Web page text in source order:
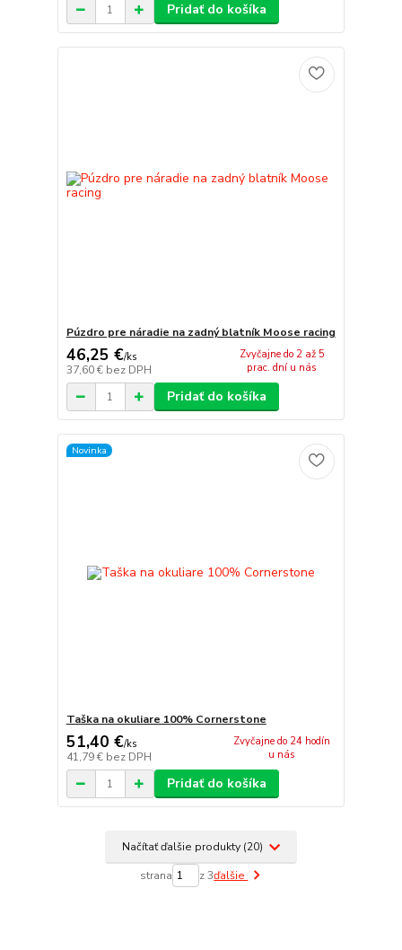
Pridať do košíka
Púzdro pre náradie na zadný blatník Moose racing
46,25 €/ks
37,60 € bez DPH
Zvyčajne do 2 až 5
prac. dní u nás
Pridať do košíka
Novinka
Taška na okuliare 100% Cornerstone
51,40 €/ks
41,79 € bez DPH
Zvyčajne do 24 hodín
u nás
Pridať do košíka
Načítať ďalšie produkty (20)
strana z 3ďalšie